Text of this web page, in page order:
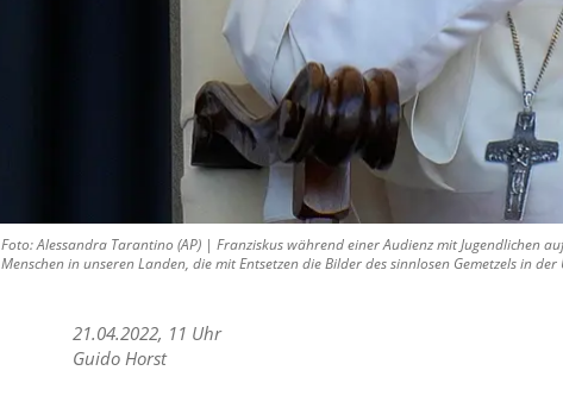
Foto: Alessandra Tarantino (AP) | Franziskus während einer Audienz mit Jugendlichen
Menschen in unseren Landen, die mit Entsetzen die Bilder des sinnlosen Gemetzels in der
21.04.2022, 11 Uhr
Guido Horst